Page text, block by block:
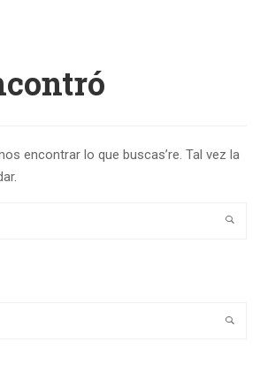
encontrar lo que buscas’re. Tal vez la